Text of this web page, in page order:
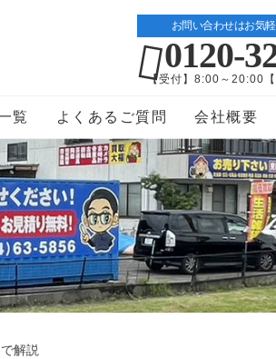
お問い合わせはお気
0120-
【受付】8:00～20:00
覧 よくあるご質問 会社概要
解説